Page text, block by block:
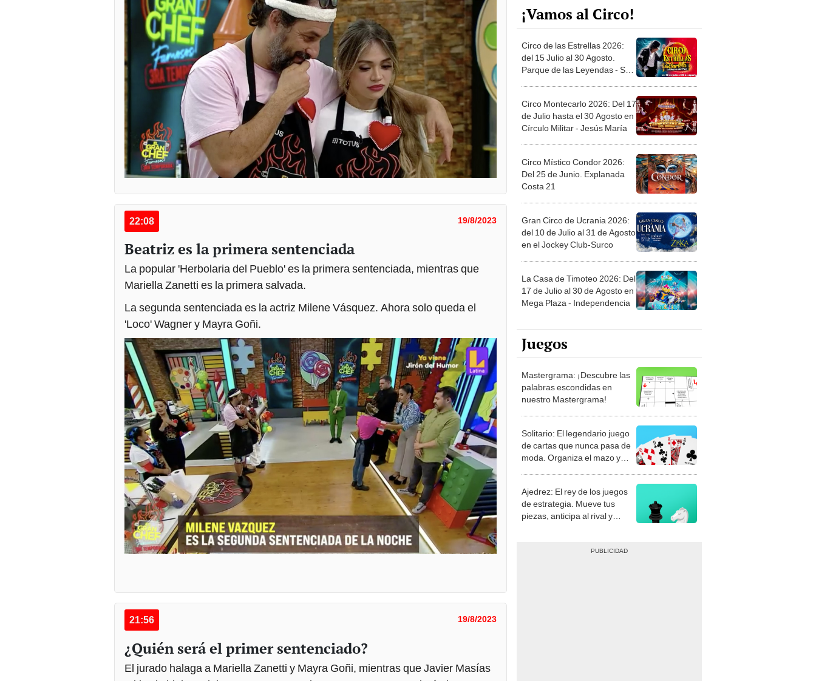
22:08 19/8/2023
Beatriz es la primera sentenciada
La popular 'Herbolaria del Pueblo' es la primera sentenciada, mientras que
Mariella Zanetti es la primera salvada.
La segunda sentenciada es la actriz Milene Vásquez. Ahora solo queda el
'Loco' Wagner y Mayra Goñi.
21:56 19/8/2023
¿Quién será el primer sentenciado?
El jurado halaga a Mariella Zanetti y Mayra Goñi, mientras que Javier Masías
¡Vamos al Circo!
Circo de las Estrellas 2026:
del 15 Julio al 30 Agosto.
Parque de las Leyendas - San
Circo Montecarlo 2026: Del 17
de Julio hasta el 30 Agosto en
Círculo Militar - Jesús María
Circo Místico Condor 2026:
Del 25 de Junio. Explanada
Costa 21
Gran Circo de Ucrania 2026:
del 10 de Julio al 31 de Agosto
en el Jockey Club-Surco
La Casa de Timoteo 2026: Del
17 de Julio al 30 de Agosto en
Mega Plaza - Independencia
Juegos
Mastergrama: ¡Descubre las
palabras escondidas en
nuestro Mastergrama!
Solitario: El legendario juego
de cartas que nunca pasa de
moda. Organiza el mazo y
Ajedrez: El rey de los juegos
de estrategia. Mueve tus
piezas, anticipa al rival y